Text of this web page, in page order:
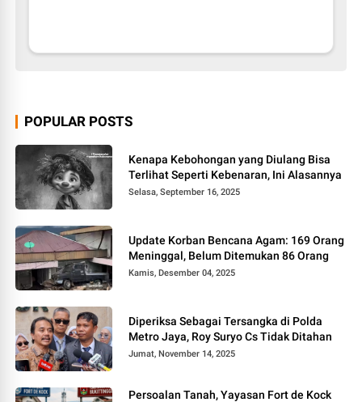
POPULAR POSTS
Kenapa Kebohongan yang Diulang Bisa
Terlihat Seperti Kebenaran, Ini Alasannya
Selasa, September 16, 2025
Update Korban Bencana Agam: 169 Orang
Meninggal, Belum Ditemukan 86 Orang
Kamis, Desember 04, 2025
Diperiksa Sebagai Tersangka di Polda
Metro Jaya, Roy Suryo Cs Tidak Ditahan
Jumat, November 14, 2025
Persoalan Tanah, Yayasan Fort de Kock